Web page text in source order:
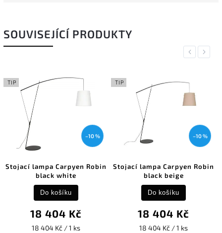
SOUVISEJÍCÍ PRODUKTY
Previous
TIP
–10 %
Stojací lampa Carpyen Robin
black white
18 404 Kč
18 404 Kč / 1 ks
Do košíku
TIP
–10 %
Stojací lampa Carpyen Robin
black beige
18 404 Kč
18 404 Kč / 1 ks
Do košíku
Next